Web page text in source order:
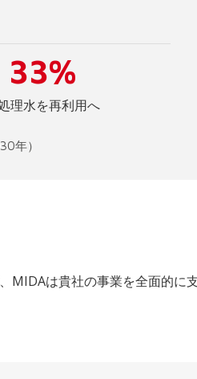
33%
理水を再利用へ
年）
は貴社の事業を全面的に